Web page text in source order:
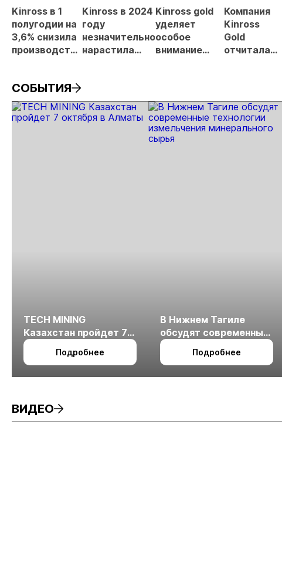
МСБ
Kinross в 1
полугодии на
3,6% снизила
производство
Kinross в 2024
году
незначительно
нарастила
Kinross gold
уделяет
особое
внимание
Компания
Kinross
Gold
отчиталась
СОБЫТИЯ
TECH MINING
Казахстан пройдет 7
октября в Алматы
Подробнее
В Нижнем Тагиле
обсудят современные
технологии
измельчения
Подробнее
ВИДЕО